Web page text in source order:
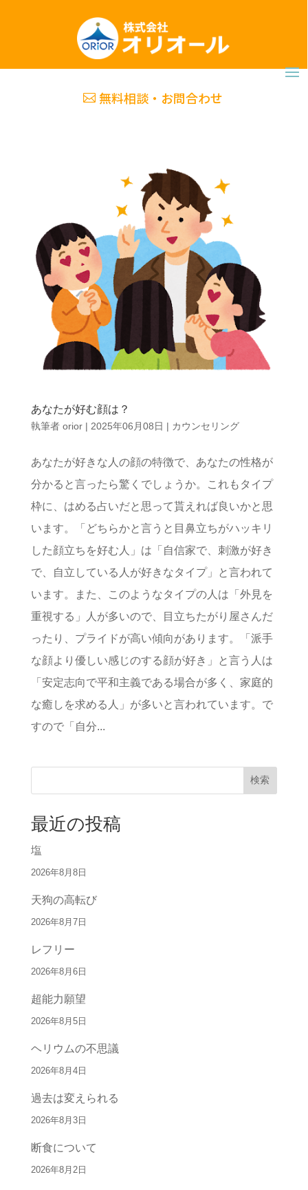
無料相談・お問合わせ
あなたが好む顔は？
執筆者 orior| 2025年06月08日 | カウンセリング
あなたが好きな人の顔の特徴で、あなたの性格が
分かると言ったら驚くでしょうか。これもタイプ
枠に、はめる占いだと思って貰えれば良いかと思
います。「どちらかと言うと目鼻立ちがハッキリ
した顔立ちを好む人」は「自信家で、刺激が好き
で、自立している人が好きなタイプ」と言われて
います。また、このようなタイプの人は「外見を
重視する」人が多いので、目立ちたがり屋さんだ
ったり、プライドが高い傾向があります。「派手
な顔より優しい感じのする顔が好き」と言う人は
「安定志向で平和主義である場合が多く、家庭的
な癒しを求める人」が多いと言われています。で
すので「自分...
検索
最近の投稿
塩
2026年8月8日
天狗の高転び
2026年8月7日
レフリー
2026年8月6日
超能力願望
2026年8月5日
ヘリウムの不思議
2026年8月4日
過去は変えられる
2026年8月3日
断食について
2026年8月2日